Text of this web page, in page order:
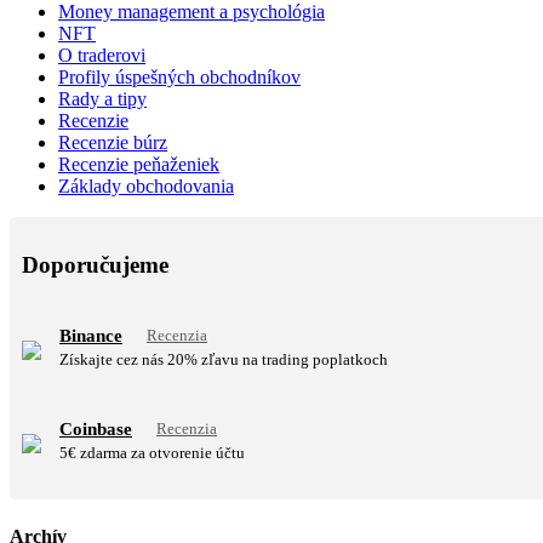
Money management a psychológia
NFT
O traderovi
Profily úspešných obchodníkov
Rady a tipy
Recenzie
Recenzie búrz
Recenzie peňaženiek
Základy obchodovania
Doporučujeme
Binance
Recenzia
Získajte cez nás 20% zľavu na trading poplatkoch
Coinbase
Recenzia
5€ zdarma za otvorenie účtu
Archív